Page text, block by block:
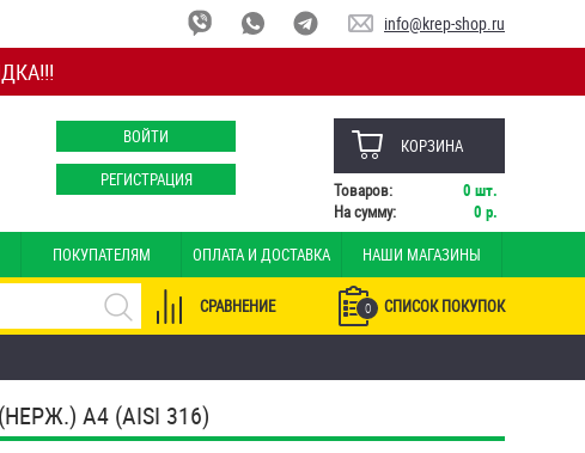
info@krep-shop.ru
ВОЙТИ
РЕГИСТРАЦИЯ
КОРЗИНА
Товаров: 0 шт.
На сумму:
0 р.
ПОКУПАТЕЛЯМ ОПЛАТА И ДОСТАВКА НАШИ МАГАЗИНЫ
0 СПИСОК ПОКУПОК
СРАВНЕНИЕ
A4 (AISI 316)